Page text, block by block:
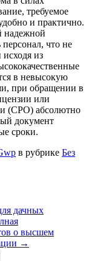
требуемое
и практично.
надежной
что не
исходя из
в невысокую
при обращении в
или
(СРО) абсолютно
документ
сроки.
в рубрике Без
дачных
о высшем
→